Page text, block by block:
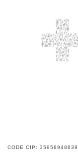
CODE CIP: